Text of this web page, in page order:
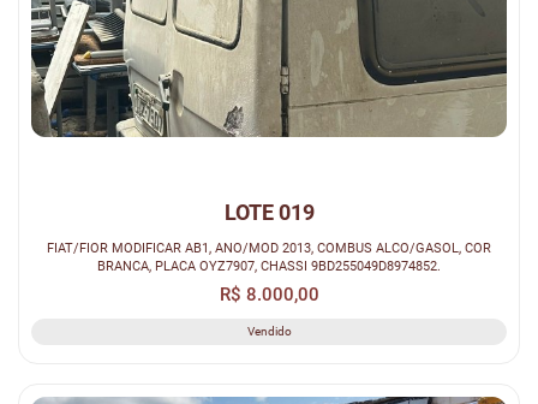
LOTE 019
FIAT/FIOR MODIFICAR AB1, ANO/MOD 2013, COMBUS ALCO/GASOL, COR
BRANCA, PLACA OYZ7907, CHASSI 9BD255049D8974852.
R$ 8.000,00
Vendido